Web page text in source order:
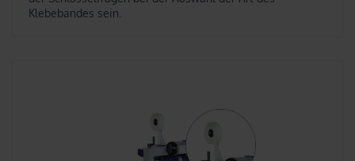
Klebebandes sein.